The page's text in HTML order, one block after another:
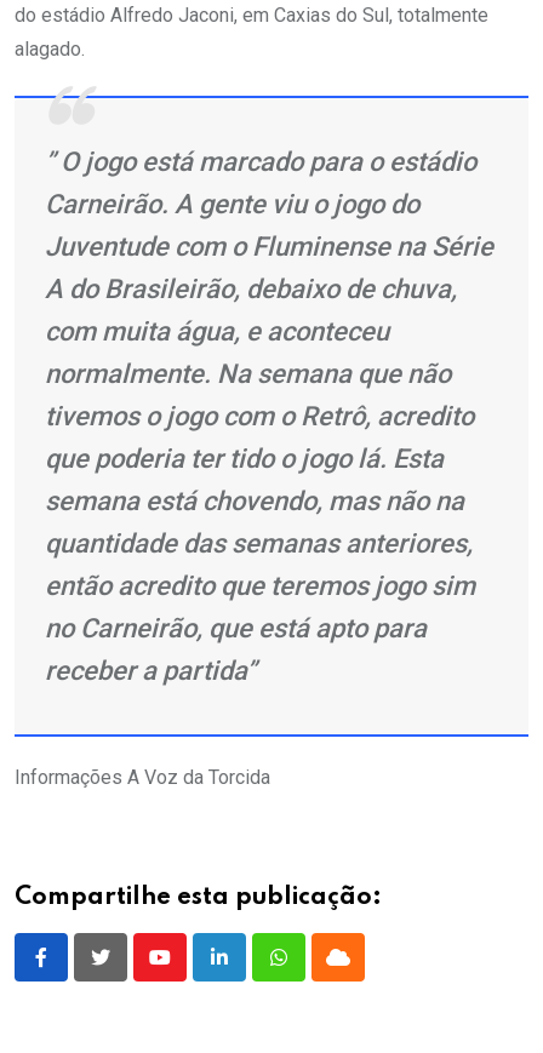
do estádio Alfredo Jaconi, em Caxias do Sul, totalmente
alagado.
” O jogo está marcado para o estádio
Carneirão. A gente viu o jogo do
Juventude com o Fluminense na Série
A do Brasileirão, debaixo de chuva,
com muita água, e aconteceu
normalmente. Na semana que não
tivemos o jogo com o Retrô, acredito
que poderia ter tido o jogo lá. Esta
semana está chovendo, mas não na
quantidade das semanas anteriores,
então acredito que teremos jogo sim
no Carneirão, que está apto para
receber a partida”
Informações A Voz da Torcida
Compartilhe esta publicação:
YoutubeLinkedInWhatsappCloud